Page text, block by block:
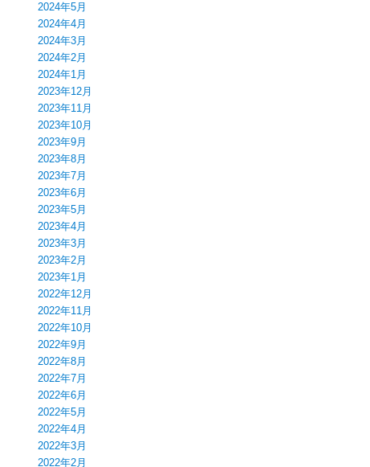
2024年5月
2024年4月
2024年3月
2024年2月
2024年1月
2023年12月
2023年11月
2023年10月
2023年9月
2023年8月
2023年7月
2023年6月
2023年5月
2023年4月
2023年3月
2023年2月
2023年1月
2022年12月
2022年11月
2022年10月
2022年9月
2022年8月
2022年7月
2022年6月
2022年5月
2022年4月
2022年3月
2022年2月